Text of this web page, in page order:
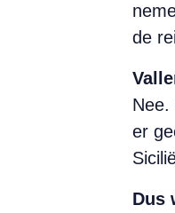
de
Nee.
er
Dus